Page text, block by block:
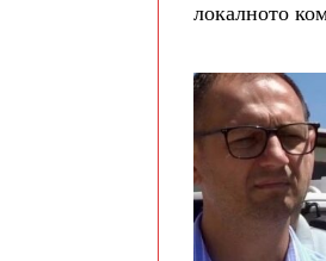
локалното